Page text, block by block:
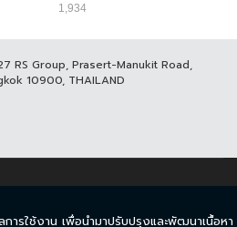
1,934
RS Group, Prasert-Manukit Road,
10900, THAILAND
ALL RIGHT RESERVED.
การใช้งาน เพื่อนำมาปรับปรุงและพัฒนาเนื้อหา